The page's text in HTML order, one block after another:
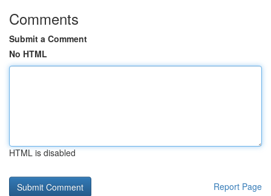
Comments
Submit a Comment
No HTML
HTML is disabled
Report Page